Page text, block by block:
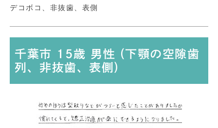
デコボコ、非抜歯、表側
千葉市 15歳 男性 (下顎の空隙歯
列、非抜歯、表側)